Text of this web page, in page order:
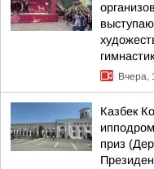
Вчера,
Казбек
приз